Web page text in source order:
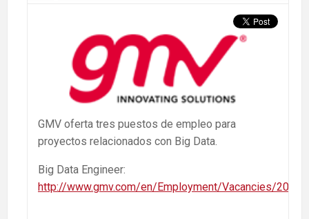
GMV oferta tres puestos de empleo para
proyectos relacionados con Big Data.
Big Data Engineer:
http://www.gmv.com/en/Employment/Vacancies/